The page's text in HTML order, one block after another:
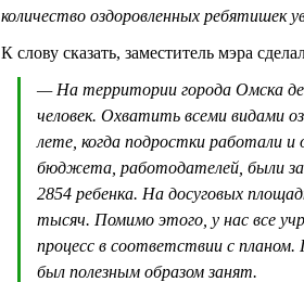
количество оздоровленных ребятишек
К слову сказать, заместитель мэра
— На территории города Омска
человек. Охватить всеми видами
лете, когда подростки работали
бюджета, работодателей, были
2854 ребенка. На досуговых
тысяч. Помимо этого, у нас все
процесс в соответствии с
был полезным образом занят.